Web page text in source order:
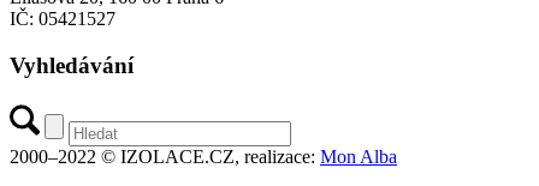
IČ: 05421527
Vyhledávání
2000–2022 © IZOLACE.CZ, realizace: Mon Alba